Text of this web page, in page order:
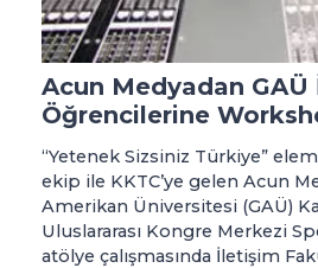
Acun Medyadan
Öğrencilerine
“Yetenek Sizsiniz Türkiye”
ekip ile KKTC’ye gelen Acun
Amerikan Üniversitesi (GAÜ)
Uluslararası Kongre Merkezi
atölye çalışmasında İletişim